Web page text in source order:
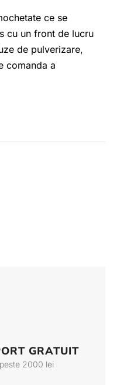
ce se
cu un front de lucru
de pulverizare,
comanda a
GRATUIT
2000 lei